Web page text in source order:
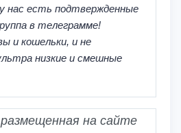
нас есть подтвержденные
в телеграмме!
и кошельки, и не
низкие и смешные
на сайте